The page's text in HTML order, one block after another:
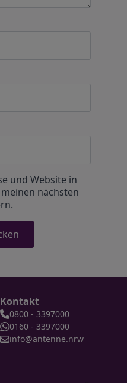
und Website in
nächsten
Kontakt
0800 - 3397000
0160 - 3397000
info@antenne.nrw